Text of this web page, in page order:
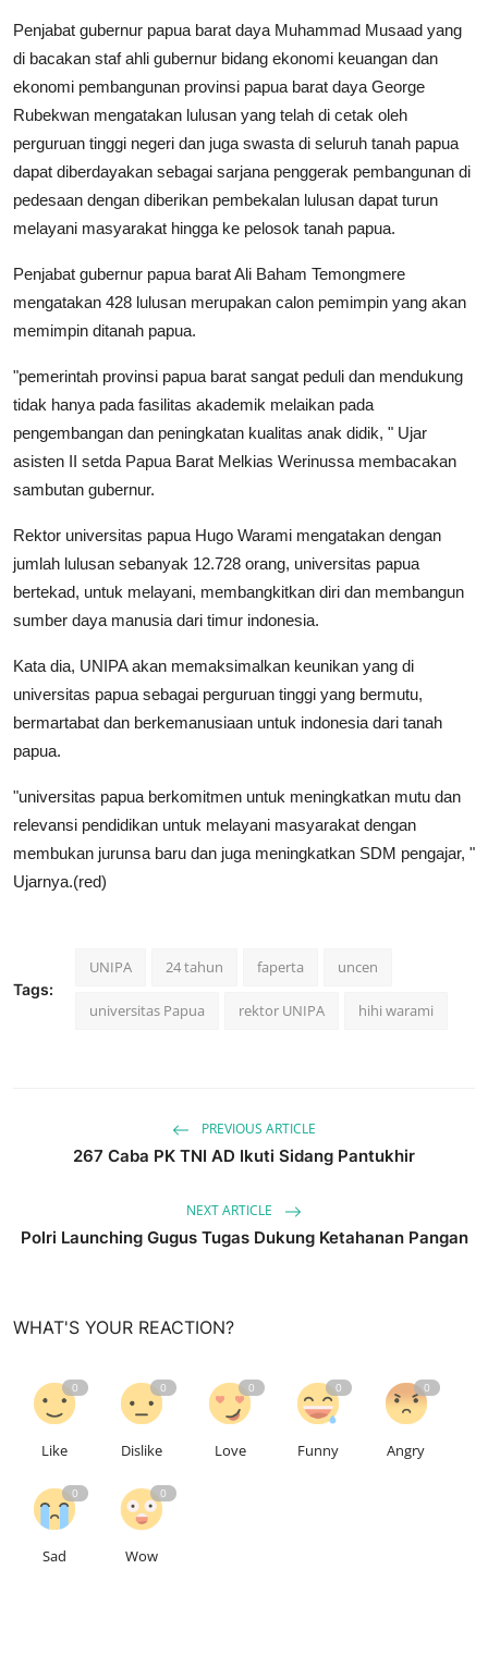
Penjabat gubernur papua barat daya Muhammad Musaad yang
di bacakan staf ahli gubernur bidang ekonomi keuangan dan
ekonomi pembangunan provinsi papua barat daya George
Rubekwan mengatakan lulusan yang telah di cetak oleh
perguruan tinggi negeri dan juga swasta di seluruh tanah papua
dapat diberdayakan sebagai sarjana penggerak pembangunan di
pedesaan dengan diberikan pembekalan lulusan dapat turun
melayani masyarakat hingga ke pelosok tanah papua.
Penjabat gubernur papua barat Ali Baham Temongmere
mengatakan 428 lulusan merupakan calon pemimpin yang akan
memimpin ditanah papua.
"pemerintah provinsi papua barat sangat peduli dan mendukung
tidak hanya pada fasilitas akademik melaikan pada
pengembangan dan peningkatan kualitas anak didik, " Ujar
asisten II setda Papua Barat Melkias Werinussa membacakan
sambutan gubernur.
Rektor universitas papua Hugo Warami mengatakan dengan
jumlah lulusan sebanyak 12.728 orang, universitas papua
bertekad, untuk melayani, membangkitkan diri dan membangun
sumber daya manusia dari timur indonesia.
Kata dia, UNIPA akan memaksimalkan keunikan yang di
universitas papua sebagai perguruan tinggi yang bermutu,
bermartabat dan berkemanusiaan untuk indonesia dari tanah
papua.
"universitas papua berkomitmen untuk meningkatkan mutu dan
relevansi pendidikan untuk melayani masyarakat dengan
membukan jurunsa baru dan juga meningkatkan SDM pengajar, "
Ujarnya.(red)
Tags:
UNIPA 24 tahun faperta uncen
universitas Papua rektor UNIPA hihi warami
PREVIOUS ARTICLE
267 Caba PK TNI AD Ikuti Sidang Pantukhir
NEXT ARTICLE
Polri Launching Gugus Tugas Dukung Ketahanan Pangan
WHAT'S YOUR REACTION?
0
Like
0
Dislike
0
Love
0
Funny
0
Angry
0
Sad
0
Wow